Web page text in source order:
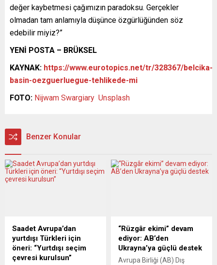
değer kaybetmesi çağımızın paradoksu. Gerçekler
olmadan tam anlamıyla düşünce özgürlüğünden söz
edebilir miyiz?”
YENİ POSTA – BRÜKSEL
KAYNAK: https://www.eurotopics.net/tr/328367/belcika-
basin-oezguerluegue-tehlikede-mi
FOTO: Nijwam Swargiary Unsplash
Benzer Konular
Saadet Avrupa’dan
yurtdışı Türkleri için
öneri: “Yurtdışı seçim
çevresi kurulsun”
“Rüzgâr ekimi” devam
ediyor: AB’den
Ukrayna’ya güçlü destek
Avrupa Birliği (AB) Dış